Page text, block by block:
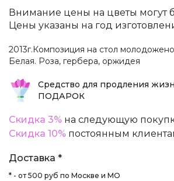
Внимание цены на цветы могут
Цены указаны на год
2013г.Композиция на стол
Белая. Роза, гербера, оржидея
Средство для продления
ПОДАРОК
Скидка 3% на следующую
Скидка 10% постоянным
Доставка *
* - от 500 руб по Москве и МО